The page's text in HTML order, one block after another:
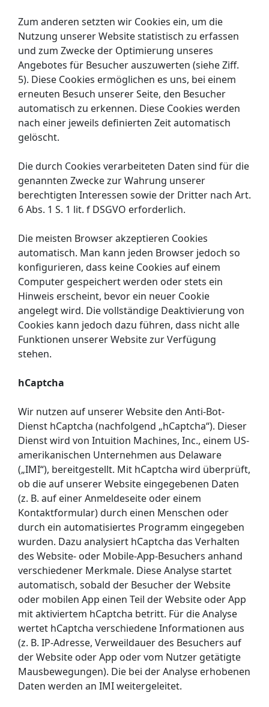
Zum anderen setzten wir Cookies ein, um die
Nutzung unserer Website statistisch zu erfassen
und zum Zwecke der Optimierung unseres
Angebotes für Besucher auszuwerten (siehe Ziff.
5). Diese Cookies ermöglichen es uns, bei einem
erneuten Besuch unserer Seite, den Besucher
automatisch zu erkennen. Diese Cookies werden
nach einer jeweils definierten Zeit automatisch
gelöscht.
Die durch Cookies verarbeiteten Daten sind für die
genannten Zwecke zur Wahrung unserer
berechtigten Interessen sowie der Dritter nach Art.
6 Abs. 1 S. 1 lit. f DSGVO erforderlich.
Die meisten Browser akzeptieren Cookies
automatisch. Man kann jeden Browser jedoch so
konfigurieren, dass keine Cookies auf einem
Computer gespeichert werden oder stets ein
Hinweis erscheint, bevor ein neuer Cookie
angelegt wird. Die vollständige Deaktivierung von
Cookies kann jedoch dazu führen, dass nicht alle
Funktionen unserer Website zur Verfügung
stehen.
hCaptcha
Wir nutzen auf unserer Website den Anti-Bot-
Dienst hCaptcha (nachfolgend „hCaptcha“). Dieser
Dienst wird von Intuition Machines, Inc., einem US-
amerikanischen Unternehmen aus Delaware
(„IMI“), bereitgestellt. Mit hCaptcha wird überprüft,
ob die auf unserer Website eingegebenen Daten
(z. B. auf einer Anmeldeseite oder einem
Kontaktformular) durch einen Menschen oder
durch ein automatisiertes Programm eingegeben
wurden. Dazu analysiert hCaptcha das Verhalten
des Website- oder Mobile-App-Besuchers anhand
verschiedener Merkmale. Diese Analyse startet
automatisch, sobald der Besucher der Website
oder mobilen App einen Teil der Website oder App
mit aktiviertem hCaptcha betritt. Für die Analyse
wertet hCaptcha verschiedene Informationen aus
(z. B. IP-Adresse, Verweildauer des Besuchers auf
der Website oder App oder vom Nutzer getätigte
Mausbewegungen). Die bei der Analyse erhobenen
Daten werden an IMI weitergeleitet.